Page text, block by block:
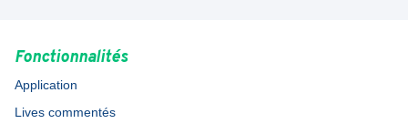
Fonctionnalités
Application
Lives commentés